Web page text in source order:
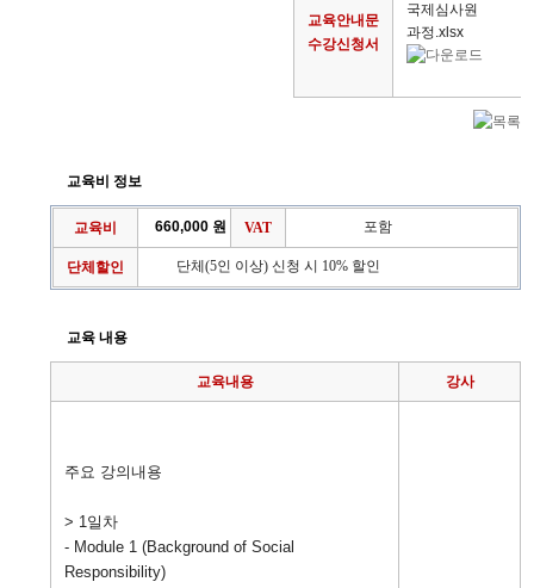
교육안내문
수강신청서
국제심사원
과정.xlsx
교육비 정보
교육비 660,000 원 VAT 포함
단체할인 단체(5인 이상) 신청 시 10% 할인
교육 내용
교육내용 강사
주요 강의내용
> 1일차
- Module 1 (Background of Social
Responsibility)